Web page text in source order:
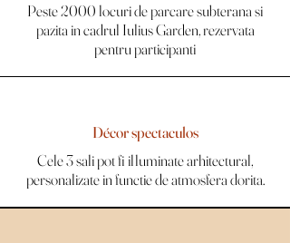
Peste 2000 locuri de parcare subterana si
pazita in cadrul Iulius Garden, rezervata
pentru participanti
Décor spectaculos
Cele 3 sali pot fi illuminate arhitectural,
personalizate in functie de atmosfera dorita.